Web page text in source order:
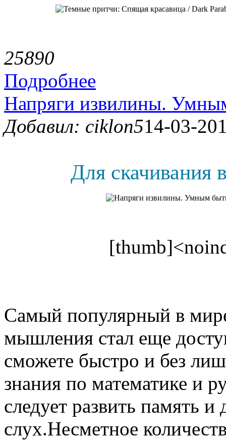
25890
Подробнее
Напряги извилины.
Добавил: ciklon514-03-
Для скачивания
Самый популярный в
мышления стал еще
сможете быстро и без
знания по математике и
следует развить память
слух.Несметное